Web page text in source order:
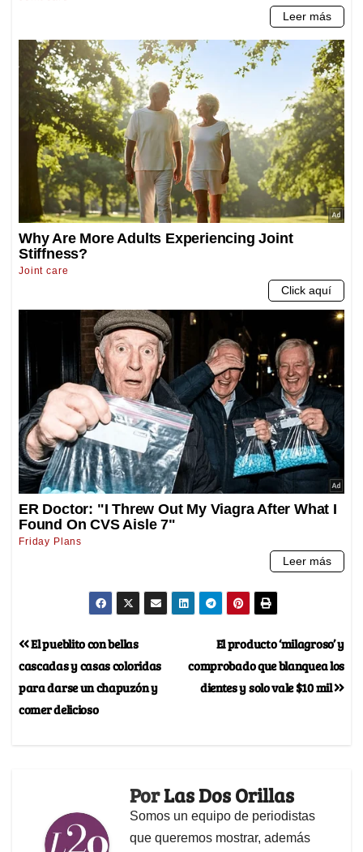
El producto ‘milagroso’ y
comprobado que blanquea los
dientes y solo vale $10 mil
El pueblito con bellas
cascadas y casas coloridas
para darse un chapuzón y
comer delicioso
PorLas Dos Orillas
Somos un equipo de periodistas
que queremos mostrar, además